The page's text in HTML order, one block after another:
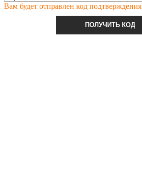
Вам будет отправлен код подтверждения
ПОЛУЧИТЬ КОД